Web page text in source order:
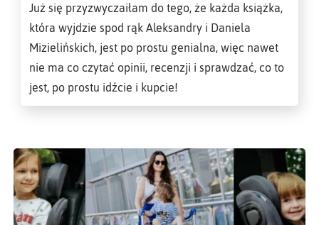
Już się przyzwyczaiłam do tego, że każda książka,
która wyjdzie spod rąk Aleksandry i Daniela
Mizielińskich, jest po prostu genialna, więc nawet
nie ma co czytać opinii, recenzji i sprawdzać, co to
jest, po prostu idźcie i kupcie!